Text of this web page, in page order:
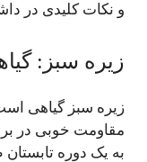
و نکات کلیدی در
زیره سبز:
زیره سبز گیاهی
مقاومت خوبی در